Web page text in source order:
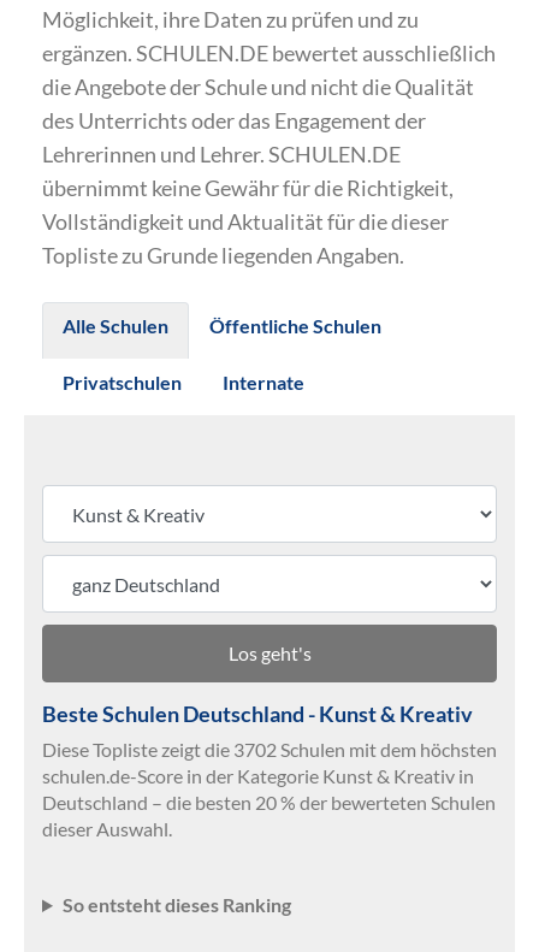
Möglichkeit, ihre Daten zu prüfen und zu
ergänzen. SCHULEN.DE bewertet ausschließlich
die Angebote der Schule und nicht die Qualität
des Unterrichts oder das Engagement der
Lehrerinnen und Lehrer. SCHULEN.DE
übernimmt keine Gewähr für die Richtigkeit,
Vollständigkeit und Aktualität für die dieser
Topliste zu Grunde liegenden Angaben.
Alle Schulen Öffentliche Schulen
Privatschulen Internate
Los geht's
Beste Schulen Deutschland - Kunst & Kreativ
Diese Topliste zeigt die 3702 Schulen mit dem höchsten
schulen.de-Score in der Kategorie Kunst & Kreativ in
Deutschland – die besten 20 % der bewerteten Schulen
dieser Auswahl.
So entsteht dieses Ranking